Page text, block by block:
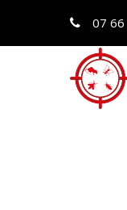
07